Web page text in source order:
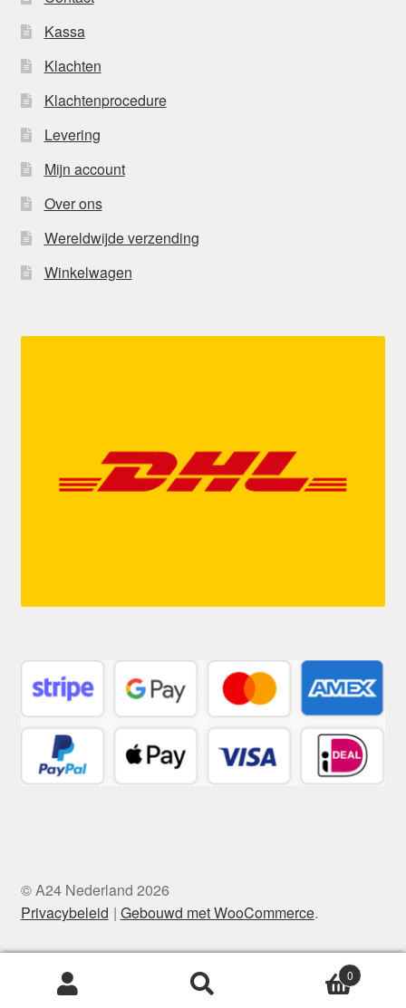
Kassa
Klachten
Klachtenprocedure
Levering
Mijn account
Over ons
Wereldwijde verzending
Winkelwagen
© A24 Nederland 2026
Privacybeleid
Gebouwd met WooCommerce.
Zoeken
0